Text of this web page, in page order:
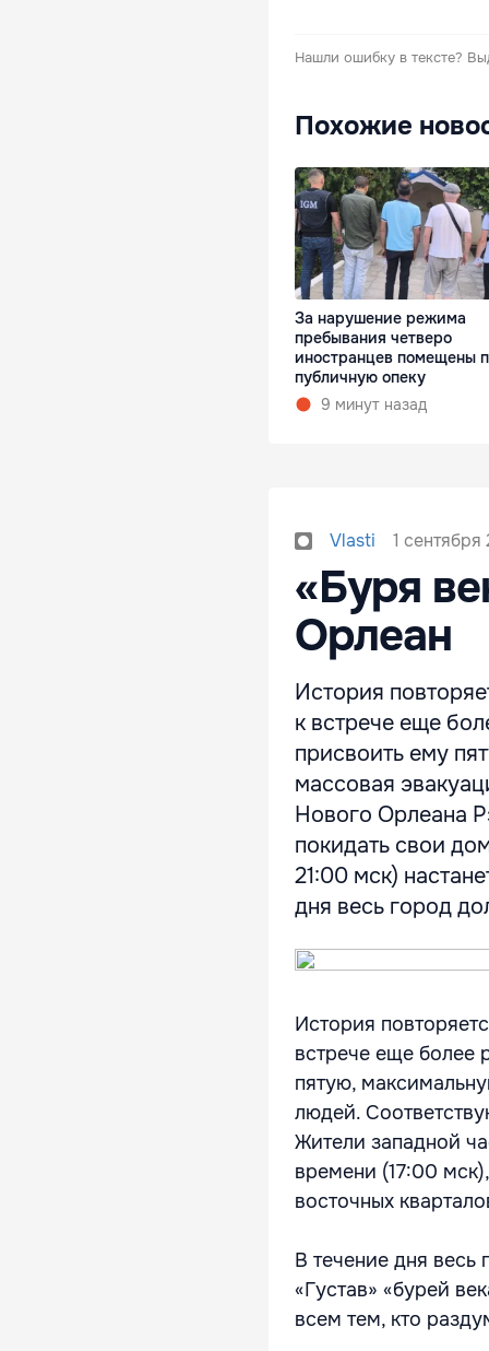
Нашли ошибку в тексте?
Похожие
За нарушение режима
пребывания четверо
иностранцев помещены
публичную опеку
9 минут назад
Vlasti 1 сентября
«Буря
Орлеан
История
к встрече еще
присвоить ему
массовая
Нового Орлеана
покидать свои
21:00 мск)
дня весь город
История
встрече еще более
пятую,
людей.
Жители западной
времени (17:00
восточных
В течение дня
«Густав» «бурей
всем тем, кто